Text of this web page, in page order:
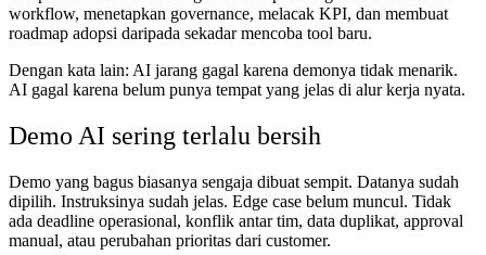
workflow, menetapkan governance, melacak KPI, dan membuat
roadmap adopsi daripada sekadar mencoba tool baru.
Dengan kata lain: AI jarang gagal karena demonya tidak menarik.
AI gagal karena belum punya tempat yang jelas di alur kerja nyata.
Demo AI sering terlalu bersih
Demo yang bagus biasanya sengaja dibuat sempit. Datanya sudah
dipilih. Instruksinya sudah jelas. Edge case belum muncul. Tidak
ada deadline operasional, konflik antar tim, data duplikat, approval
manual, atau perubahan prioritas dari customer.